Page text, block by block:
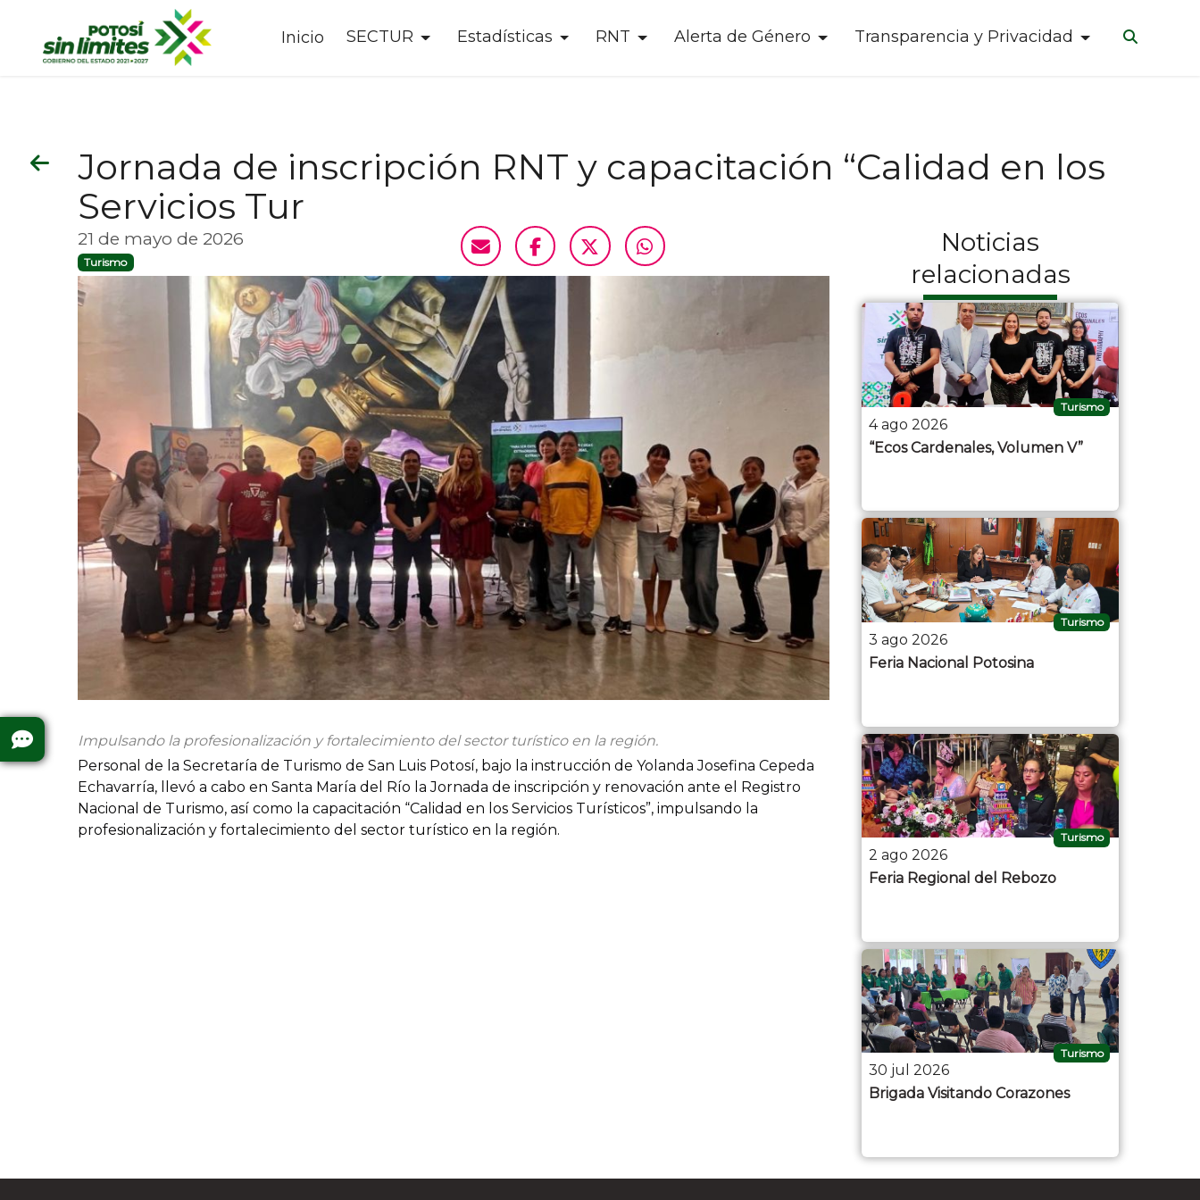
Inicio SECTUR Estadísticas RNT Alerta de Género Transparencia y Privacidad
Jornada de inscripción RNT y capacitación “Calidad en los
Servicios Tur
21 de mayo de 2026
Turismo
Impulsando la profesionalización y fortalecimiento del sector turístico en la región.
Personal de la Secretaría de Turismo de San Luis Potosí, bajo la instrucción de Yolanda Josefina Cepeda
Echavarría, llevó a cabo en Santa María del Río la Jornada de inscripción y renovación ante el Registro
Nacional de Turismo, así como la capacitación “Calidad en los Servicios Turísticos”, impulsando la
profesionalización y fortalecimiento del sector turístico en la región.
Noticias
relacionadas
Turismo
4 ago 2026
“Ecos Cardenales, Volumen V”
Turismo
3 ago 2026
Feria Nacional Potosina
Turismo
2 ago 2026
Feria Regional del Rebozo
Turismo
30 jul 2026
Brigada Visitando Corazones